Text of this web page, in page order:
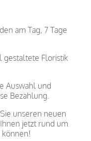
am Tag, 7 Tage
gestaltete Floristik
Auswahl und
Bezahlung.
unseren neuen
jetzt rund um
können!